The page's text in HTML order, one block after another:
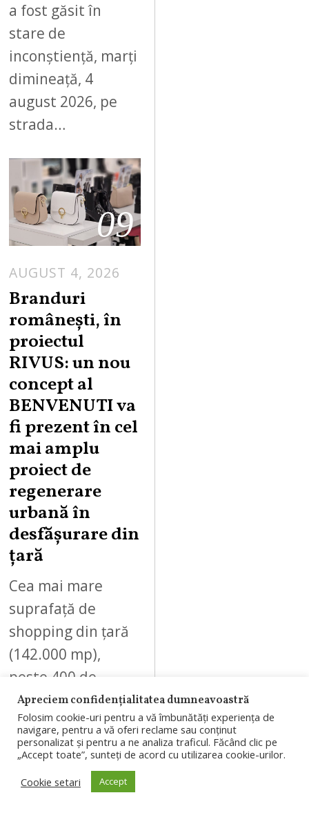
a fost găsit în
stare de
inconștiență, marți
dimineață, 4
august 2026, pe
strada…
09
AUGUST 4, 2026
Branduri
românești, în
proiectul
RIVUS: un nou
concept al
BENVENUTI va
fi prezent în cel
mai amplu
proiect de
regenerare
urbană în
desfășurare din
țară
Cea mai mare
suprafață de
shopping din țară
(142.000 mp),
peste 400 de
magazine,
concepte noi și
premiere
regionale, mix
variat de…
Apreciem confidențialitatea dumneavoastră
Folosim cookie-uri pentru a vă îmbunătăți experiența de
navigare, pentru a vă oferi reclame sau conținut
personalizat și pentru a ne analiza traficul. Făcând clic pe
„Accept toate”, sunteți de acord cu utilizarea cookie-urilor.
Cookie setari
Accept